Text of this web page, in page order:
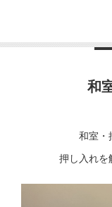
和
和室・
押し入れを